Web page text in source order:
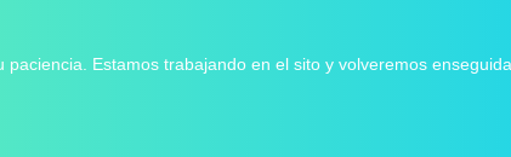
paciencia. Estamos trabajando en el sito y volveremos enseguida.